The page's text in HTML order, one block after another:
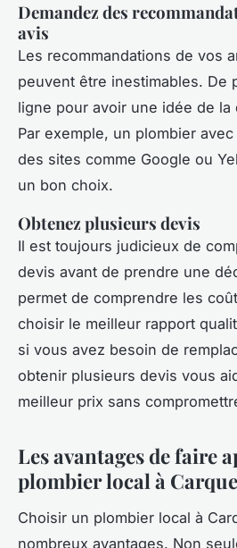
Demandez des
avis
Les recommandations de vos
peuvent être inestimables. De
ligne pour avoir une idée de la
Par exemple, un plombier
des sites comme Google ou
un bon choix.
Obtenez plusieurs devis
Il est toujours judicieux de
devis avant de prendre une
permet de comprendre les
choisir le meilleur rapport
si vous avez besoin de
obtenir plusieurs devis vous
meilleur prix sans
Les avantages de faire
plombier local à
Choisir un plombier local à
nombreux avantages. Non